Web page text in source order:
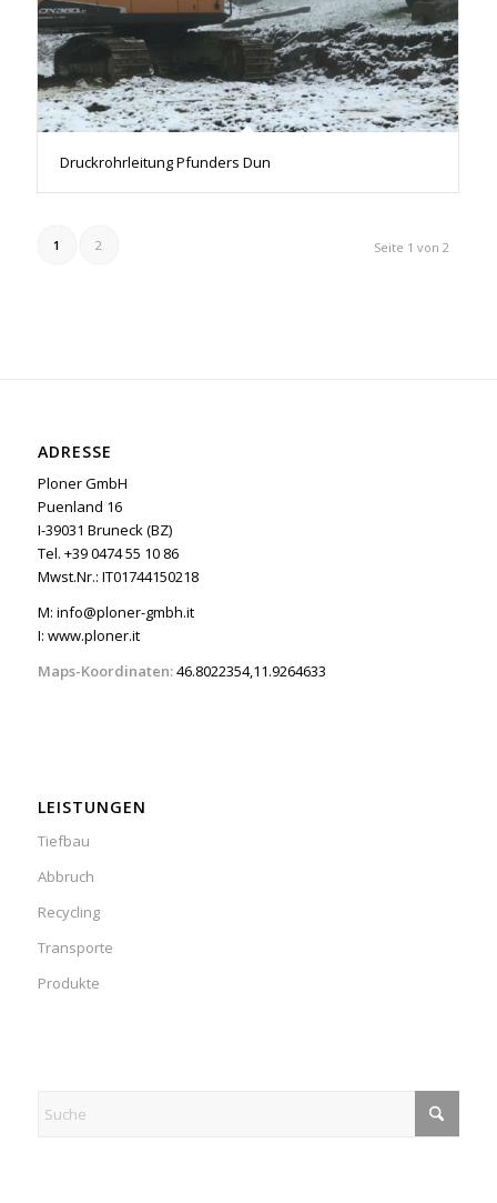
Druckrohrleitung Pfunders Dun
Seite 1 von 2
1 2
ADRESSE
Ploner GmbH
Puenland 16
I-39031 Bruneck (BZ)
Tel. +39 0474 55 10 86
Mwst.Nr.: IT01744150218
M: info@ploner-gmbh.it
I: www.ploner.it
Maps-Koordinaten:46.8022354,11.9264633
LEISTUNGEN
Tiefbau
Abbruch
Recycling
Transporte
Produkte